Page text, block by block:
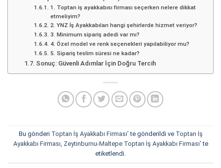
1. Toptan iş ayakkabısı firması seçerken nelere dikkat
etmeliyim?
2. YNZ İş Ayakkabıları hangi şehirlerde hizmet veriyor?
3. Minimum sipariş adedi var mı?
4. Özel model ve renk seçenekleri yapılabiliyor mu?
5. Sipariş teslim süresi ne kadar?
Sonuç: Güvenli Adımlar İçin Doğru Tercih
Bu gönderi Toptan İş Ayakkabı Firması’ te gönderildi ve Toptan İş
Ayakkabı Firması, Zeytinburnu-Maltepe Toptan İş Ayakkabı Firması’ te
etiketlendi.